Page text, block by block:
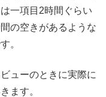
一項目2時間ぐらい
の空きがあるような
。
ューのときに実際に
ます。